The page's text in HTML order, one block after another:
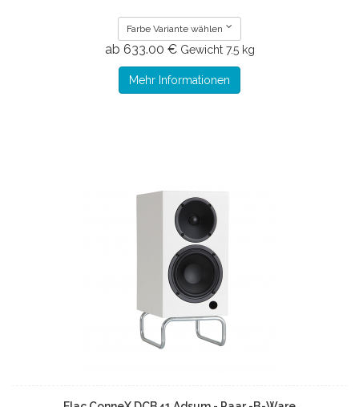
Farbe Variante wählen
ab 633.00 € Gewicht 7.5 kg
Mehr Informationen